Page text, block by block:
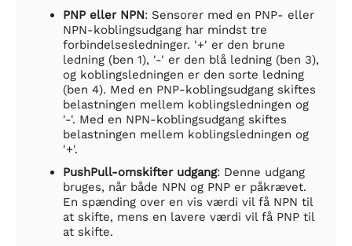
PNP eller NPN: Sensorer med en PNP- eller
NPN-koblingsudgang har mindst tre
forbindelsesledninger. '+' er den brune
ledning (ben 1), '-' er den blå ledning (ben 3),
og koblingsledningen er den sorte ledning
(ben 4). Med en PNP-koblingsudgang skiftes
belastningen mellem koblingsledningen og
'-'. Med en NPN-koblingsudgang skiftes
belastningen mellem koblingsledningen og
'+'.
PushPull-omskifter udgang: Denne udgang
bruges, når både NPN og PNP er påkrævet.
En spænding over en vis værdi vil få NPN til
at skifte, mens en lavere værdi vil få PNP til
at skifte.